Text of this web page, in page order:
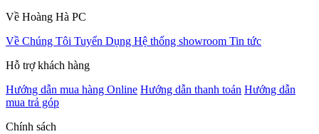
Về Hoàng Hà PC
Về Chúng Tôi Tuyển Dụng Hệ thống showroom Tin tức
Hỗ trợ khách hàng
Hướng dẫn mua hàng Online Hướng dẫn thanh toán Hướng dẫn
mua trả góp
Chính sách